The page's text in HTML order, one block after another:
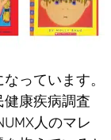
っています。
康疾病調査
人のマレ